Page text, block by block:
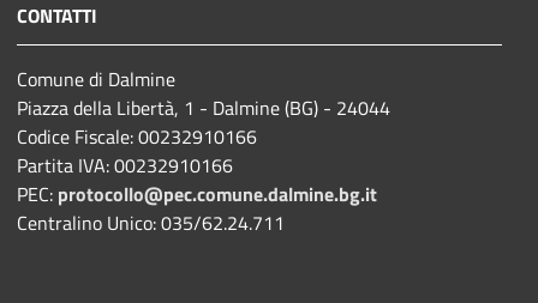
CONTATTI
Comune di Dalmine
Piazza della Libertà, 1 - Dalmine (BG) - 24044
Codice Fiscale: 00232910166
Partita IVA: 00232910166
PEC: protocollo@pec.comune.dalmine.bg.it
Centralino Unico: 035/62.24.711